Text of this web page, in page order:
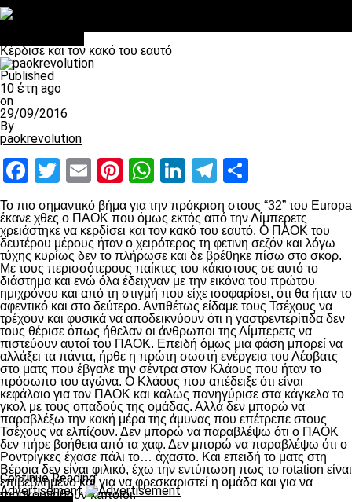
Κέρδισε και τον κακό του εαυτό
Published
10 έτη ago
on
29/09/2016
By
paokrevolution
Facebook
Twitter
EmailPinterest
WhatsApp
LinkedIn
Telegram
Το πιο σημαντικό βήμα για την πρόκριση στους “32” του Europa
έκανε χθες ο ΠΑΟΚ που όμως εκτός από την Λίμπερετς
χρειάστηκε να κερδίσει και τον κακό του εαυτό. Ο ΠΑΟΚ του
δευτέρου μέρους ήταν ο χειρότερος τη φετινη σεζόν και λόγω
τύχης κυρίως δεν το πλήρωσε και δε βρέθηκε πίσω στο σκορ.
Με τους περισσότερους παίκτες του κάκιστους σε αυτό το
διάστημα και ενώ όλα έδειχναν με την εικόνα του πρώτου
ημιχρόνου και από τη στιγμή που είχε ισοφαρίσει, ότι θα ήταν το
αφεντικό και στο δεύτερο. Αντιθέτως είδαμε τους Τσέχους να
τρέχουν και φυσικά να αποδεικνύουν ότι η γαστρεντερίτιδα δεν
τους θέρισε όπως ήθελαν οι άνθρωποι της Λίμπερετς να
πιστεύουν αυτοί του ΠΑΟΚ. Επειδή όμως μια φάση μπορεί να
αλλάξει τα πάντα, ήρθε η πρώτη σωστή ενέργεια του Λέοβατς
στο ματς που έβγαλε την σέντρα στον Κλάους που ήταν το
πρόσωπο του αγώνα. Ο Κλάους που απέδειξε ότι είναι
κεφάλαιο για τον ΠΑΟΚ και καλώς πανηγύρισε στα κάγκελα το
γκολ με τους οπαδούς της ομάδας. Αλλά δεν μπορώ να
παραβλέξω την κακή μέρα της άμυνας που επέτρεπε στους
Τσέχους να ελπίζουν. Δεν μπορώ να παραβλέψω ότι ο ΠΑΟΚ
δεν πήρε βοήθεια από τα χαφ. Δεν μπορώ να παραβλέψω ότι ο
Ροντρίγκες έχασε πάλι το… άχαστο. Και επειδή το ματς στη
Βέροια δεν είναι φιλικό, έχω την εντύπωση πως το rotation είναι
επιβεβλημένο και για να φρεσκαριστεί η ομάδα και για να
ταρακουνηθούν κάποιοι.
Continue Reading
Advertisement